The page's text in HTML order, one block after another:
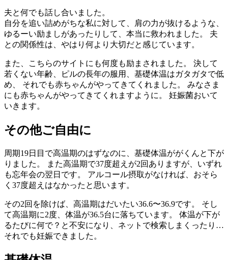
夫と何でも話し合いました。
自分を追い詰めがちな私に対して、肩の力が抜けるような、
ゆるーい励ましがあったりして、本当に救われました。 夫
との関係性は、やはり何より大切だと感じています。
また、こちらのサイトにも何度も励まされました。 決して
若くない年齢、ピルの長年の服用、基礎体温はガタガタで低
め、 それでも赤ちゃんがやってきてくれました。 みなさま
にも赤ちゃんがやってきてくれますように。 妊娠菌おいて
いきます。
その他ご自由に
周期19日目で高温期のはずなのに、基礎体温ががくんと下が
りました。 また高温期で37度超えが2回ありますが、いずれ
も忘年会の翌日です。 アルコール摂取がなければ、おそら
く37度超えはなかったと思います。
その2回を除けば、高温期はだいたい36.6〜36.9です。 そし
て高温期に2度、体温が36.5台に落ちています。 体温が下が
るたびに何で？と不安になり、ネットで検索しまくったり…
それでも妊娠できました。